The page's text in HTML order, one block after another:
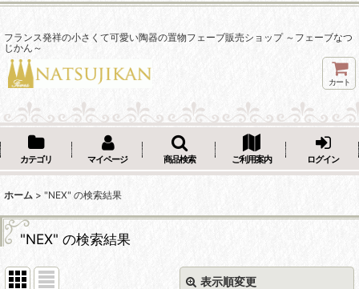
フランス発祥の小さくて可愛い陶器の置物フェーブ販売ショップ ～フェーブなつ
じかん～
カート
カテゴリ マイページ 商品検索 ご利用案内 ログイン
ホーム > "NEX" の検索結果
"NEX" の検索結果
表示順変更